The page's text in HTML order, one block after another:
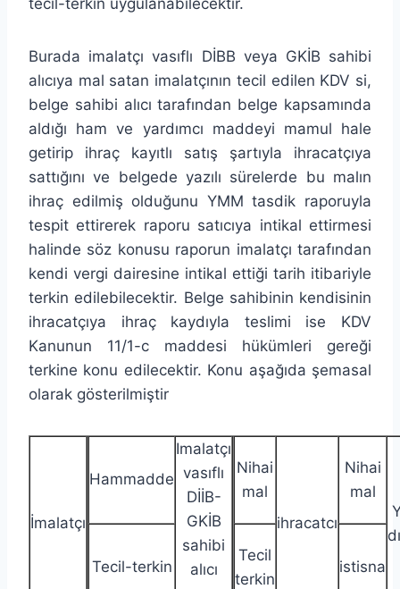
Burada imalatçı vasıflı DİBB veya GKİB sahibi
alıcıya mal satan imalatçının tecil edilen KDV si,
belge sahibi alıcı tarafından belge kapsamında
aldığı ham ve yardımcı maddeyi mamul hale
getirip ihraç kayıtlı satış şartıyla ihracatçıya
sattığını ve belgede yazılı sürelerde bu malın
ihraç edilmiş olduğunu YMM tasdik raporuyla
tespit ettirerek raporu satıcıya intikal ettirmesi
halinde söz konusu raporun imalatçı tarafından
kendi vergi dairesine intikal ettiği tarih itibariyle
terkin edilebilecektir. Belge sahibinin kendisinin
ihracatçıya ihraç kaydıyla teslimi ise KDV
Kanunun 11/1-c maddesi hükümleri gereği
terkine konu edilecektir. Konu aşağıda şemasal
olarak gösterilmiştir
İmalatçı
Hammadde
Imalatçı
vasıflı
DİİB-
GKİB
sahibi
alıcı
Nihai
mal
ihracatcı
Nihai
mal
Tecil-terkin
Tecil
terkin
istisna